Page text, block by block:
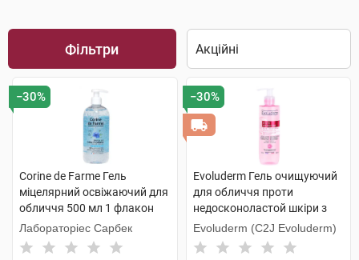
Фільтри
−30%
Corine de Farme Гель
міцелярний освіжаючий для
обличчя 500 мл 1 флакон
Лабораторіес Сарбек
−30%
Evoluderm Гель очищуючий
для обличчя проти
недосконоластой шкіри з
екстрактом рожевого
грейпфруту 250 мл 1 флакон
Evoluderm (C2J Evoluderm)